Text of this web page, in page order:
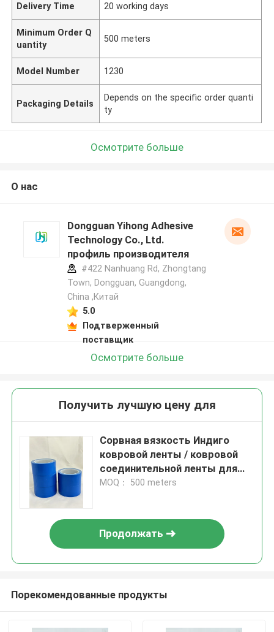
Delivery Time 20 working days
Minimum Order Q
uantity
500 meters
Model Number 1230
Packaging Details
Depends on the specific order quanti
ty
Осмотрите больше
О нас
Dongguan Yihong Adhesive
Technology Co., Ltd.
профиль производителя
#422 Nanhuang Rd, Zhongtang
Town, Dongguan, Guangdong,
China ,Китай
5.0
Подтверженный
поставщик
Осмотрите больше
Получить лучшую цену для
Сорвная вязкость Индиго
ковровой ленты / ковровой
соединительной ленты для
установки ковра
MOQ： 500 meters
Продолжать
Порекомендованные продукты